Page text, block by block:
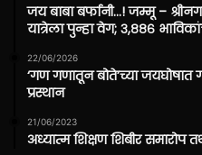
जय बाबा बर्फानी…! जम्मू –
यात्रेला पुन्हा वेग; ३,८८६
22/06/2026
‘गण गणातून बोते’च्या
प्रस्थान
21/06/2023
अध्यात्म शिक्षण शिबीर समारोप